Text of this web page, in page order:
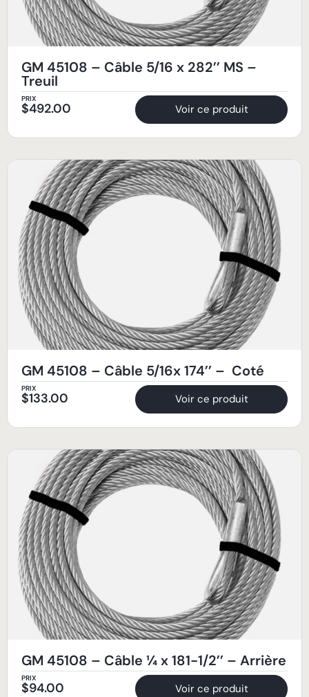
GM 45108 – Câble 5/16 x 282’’ MS –
Treuil
PRIX
$492.00 Voir ce produit
GM 45108 – Câble 5/16x 174’’ – Coté
PRIX
$133.00 Voir ce produit
GM 45108 – Câble ¼ x 181-1/2’’ – Arrière
PRIX
$94.00 Voir ce produit